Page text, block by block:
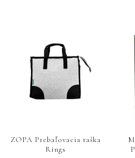
ZOPA Prebaľovacia taška
Rings